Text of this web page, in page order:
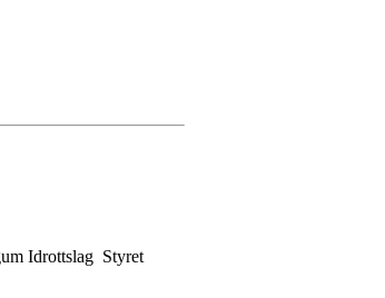
Idrottslag Styret